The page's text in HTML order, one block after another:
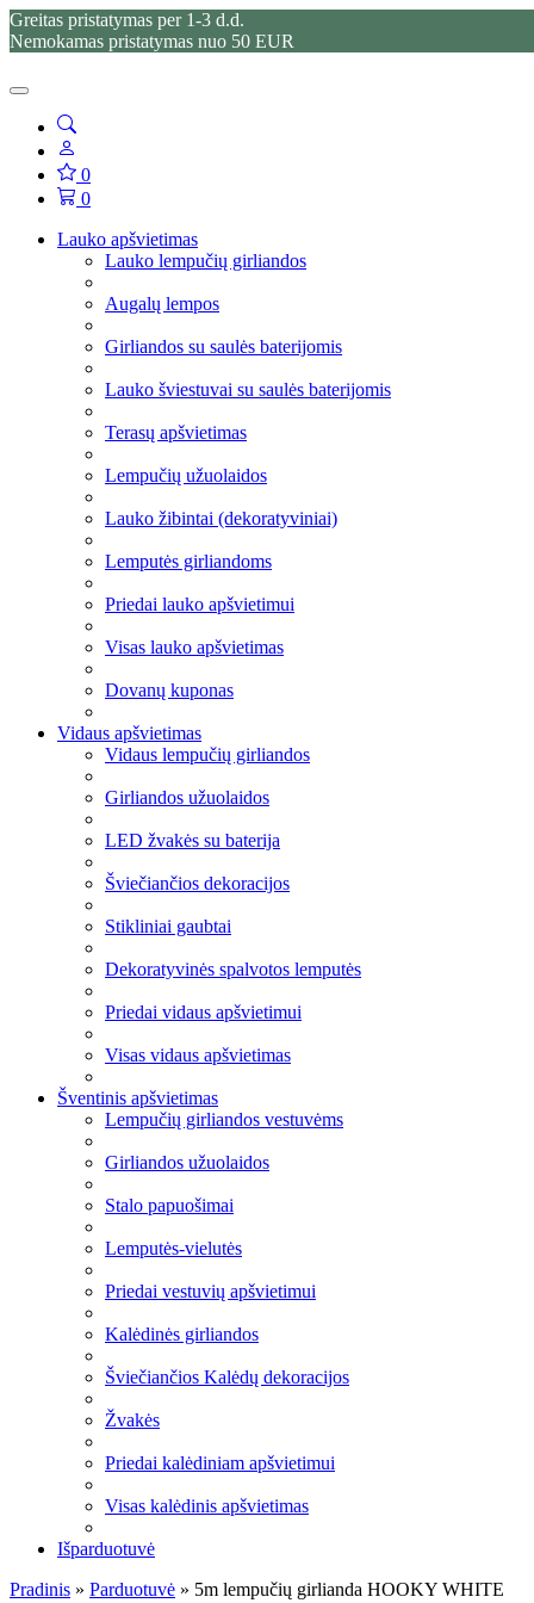
Greitas pristatymas per 1-3 d.d.
Nemokamas pristatymas nuo 50 EUR
0
0
Lauko apšvietimas
Lauko lempučių girliandos
Augalų lempos
Girliandos su saulės baterijomis
Lauko šviestuvai su saulės baterijomis
Terasų apšvietimas
Lempučių užuolaidos
Lauko žibintai (dekoratyviniai)
Lemputės girliandoms
Priedai lauko apšvietimui
Visas lauko apšvietimas
Dovanų kuponas
Vidaus apšvietimas
Vidaus lempučių girliandos
Girliandos užuolaidos
LED žvakės su baterija
Šviečiančios dekoracijos
Stikliniai gaubtai
Dekoratyvinės spalvotos lemputės
Priedai vidaus apšvietimui
Visas vidaus apšvietimas
Šventinis apšvietimas
Lempučių girliandos vestuvėms
Girliandos užuolaidos
Stalo papuošimai
Lemputės-vielutės
Priedai vestuvių apšvietimui
Kalėdinės girliandos
Šviečiančios Kalėdų dekoracijos
Žvakės
Priedai kalėdiniam apšvietimui
Visas kalėdinis apšvietimas
Išparduotuvė
Pradinis » Parduotuvė » 5m lempučių girlianda HOOKY WHITE